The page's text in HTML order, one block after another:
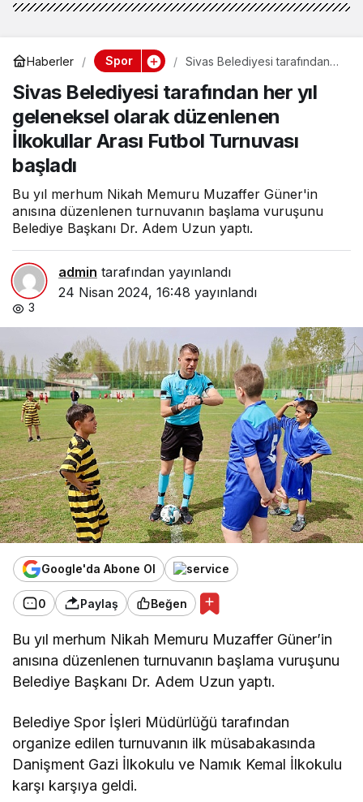
Haberler Spor
Sivas Belediyesi tarafından
düzenlenen İlkokullar Arası
Futbol Turnuvası başladı
Sivas Belediyesi tarafından her yıl
geleneksel olarak düzenlenen
İlkokullar Arası Futbol Turnuvası
başladı
Bu yıl merhum Nikah Memuru Muzaffer Güner'in
anısına düzenlenen turnuvanın başlama vuruşunu
Belediye Başkanı Dr. Adem Uzun yaptı.
admin tarafından yayınlandı
24 Nisan 2024, 16:48 yayınlandı
3
Google'da Abone Ol
0 Paylaş Beğen
Bu yıl merhum Nikah Memuru Muzaffer Güner’in
anısına düzenlenen turnuvanın başlama vuruşunu
Belediye Başkanı Dr. Adem Uzun yaptı.
Belediye Spor İşleri Müdürlüğü tarafından
organize edilen turnuvanın ilk müsabakasında
Danişment Gazi İlkokulu ve Namık Kemal İlkokulu
karşı karşıya geldi.